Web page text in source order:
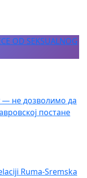
OD SEKSUALNOG
— не дозволимо да
постане
Ruma-Sremska